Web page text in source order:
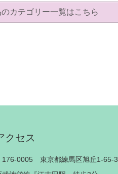
カテゴリー一覧はこちら
クセス
176-0005 東京都練馬区旭丘1-65-3